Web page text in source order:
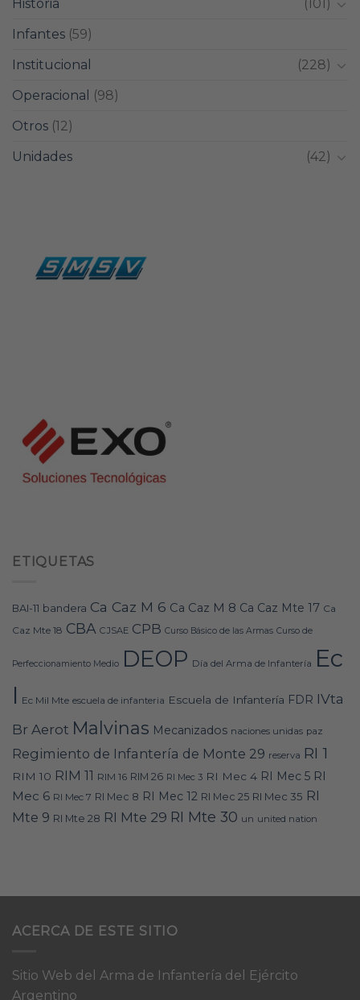
Historia
(101)
Infantes (59)
Institucional
(228)
Operacional
(98)
Otros (12)
Unidades
(42)
ETIQUETAS
BAI-11 bandera Ca Caz M 6 Ca Caz M 8 Ca Caz Mte 17 Ca
Caz Mte 18 CBA CJSAE CPB Curso Básico de las Armas Curso de
Perfeccionamiento Medio DEOP Día del Arma de Infantería Ec
I Ec Mil Mte escuela de infanteria Escuela de Infantería FDR IVta
Br Aerot Malvinas Mecanizados naciones unidas paz
Regimiento de Infantería de Monte 29 reserva RI 1
RIM 10 RIM 11 RIM 16 RIM 26 RI Mec 3 RI Mec 4 RI Mec 5 RI
Mec 6 RI Mec 7 RI Mec 8 RI Mec 12 RI Mec 25 RI Mec 35 RI
Mte 9 RI Mte 28 RI Mte 29 RI Mte 30 un united nation
ACERCA DE ESTE SITIO
Sitio Web del Arma de Infantería del Ejército
Argentino